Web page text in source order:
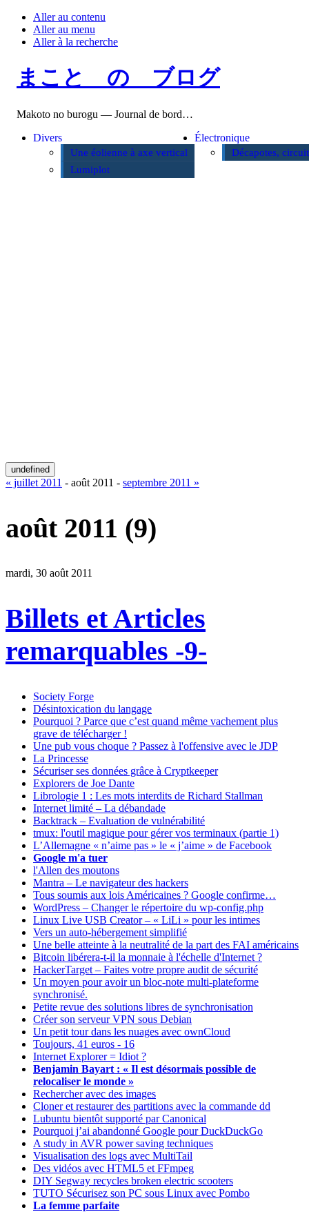
Aller au contenu
Aller au menu
Aller à la recherche
まこと の ブログ
Makoto no burogu — Journal de bord…
Divers
Une éolienne à axe vertical
Lumiplot
Électronique
Décapotes,
undefined
« juillet 2011 - août 2011 - septembre 2011 »
août 2011 (9)
mardi, 30 août 2011
Billets et Articles
remarquables -9-
Society Forge
Désintoxication du langage
Pourquoi ? Parce que c’est quand même vachement plus
grave de télécharger !
Une pub vous choque ? Passez à l'offensive avec le JDP
La Princesse
Sécuriser ses données grâce à Cryptkeeper
Explorers de Joe Dante
Librologie 1 : Les mots interdits de Richard Stallman
Internet limité – La débandade
Backtrack – Evaluation de vulnérabilité
tmux: l'outil magique pour gérer vos terminaux (partie 1)
L’Allemagne « n’aime pas » le « j’aime » de Facebook
Google m'a tuer
l'Allen des moutons
Mantra – Le navigateur des hackers
Tous soumis aux lois Américaines ? Google confirme…
WordPress – Changer le répertoire du wp-config.php
Linux Live USB Creator – « LiLi » pour les intimes
Vers un auto-hébergement simplifié
Une belle atteinte à la neutralité de la part des FAI américains
Bitcoin libérera-t-il la monnaie à l'échelle d'Internet ?
HackerTarget – Faites votre propre audit de sécurité
Un moyen pour avoir un bloc-note multi-plateforme
synchronisé.
Petite revue des solutions libres de synchronisation
Créer son serveur VPN sous Debian
Un petit tour dans les nuages avec ownCloud
Toujours, 41 euros - 16
Internet Explorer = Idiot ?
Benjamin Bayart : « Il est désormais possible de
relocaliser le monde »
Rechercher avec des images
Cloner et restaurer des partitions avec la commande dd
Lubuntu bientôt supporté par Canonical
Pourquoi j’ai abandonné Google pour DuckDuckGo
A study in AVR power saving techniques
Visualisation des logs avec MultiTail
Des vidéos avec HTML5 et FFmpeg
DIY Segway recycles broken electric scooters
TUTO Sécurisez son PC sous Linux avec Pombo
La femme parfaite